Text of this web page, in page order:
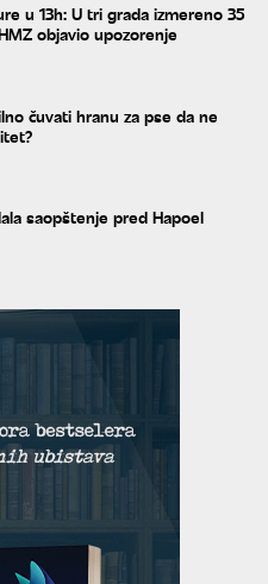
u 13h: U tri grada izmereno 35
objavio upozorenje
čuvati hranu za pse da ne
saopštenje pred Hapoel